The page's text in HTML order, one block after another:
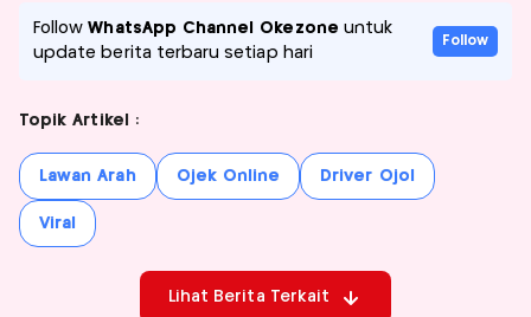
FollowWhatsApp Channel Okezone untuk
update berita terbaru setiap hari
Follow
Topik Artikel :
Lawan Arah Ojek Online Driver Ojol
Viral
Lihat Berita Terkait